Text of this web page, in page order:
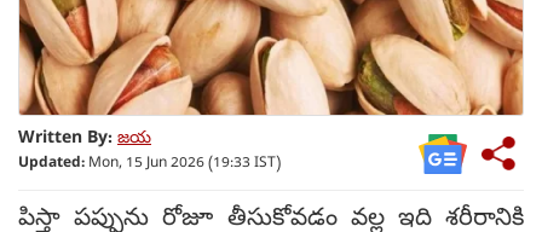
Written By: జయ
Updated: Mon, 15 Jun 2026 (19:33 IST)
పిస్తా పప్పును రోజూ తీసుకోవడం వల్ల ఇది శరీరానికి